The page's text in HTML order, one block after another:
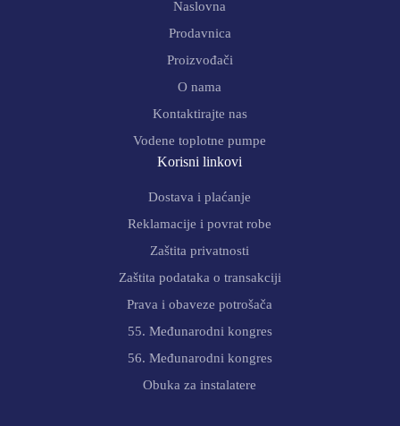
Naslovna
Prodavnica
Proizvođači
O nama
Kontaktirajte nas
Vodene toplotne pumpe
Korisni linkovi
Dostava i plaćanje
Reklamacije i povrat robe
Zaštita privatnosti
Zaštita podataka o transakciji
Prava i obaveze potrošača
55. Međunarodni kongres
56. Međunarodni kongres
Obuka za instalatere